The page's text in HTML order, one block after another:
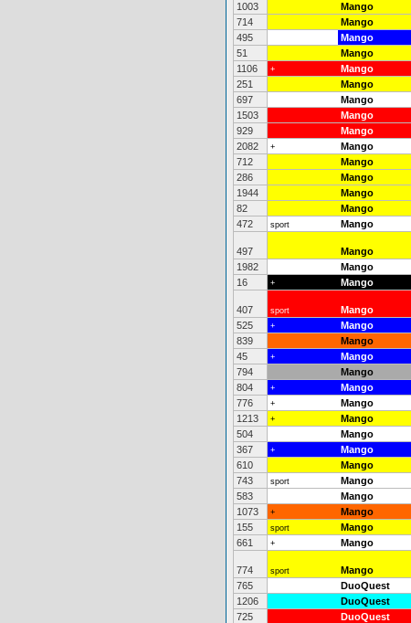
1003
Mango
714
Mango
495
Mango
51
Mango
1106
+ Mango
251
Mango
697
Mango
1503
Mango
929
Mango
2082
+ Mango
712
Mango
286
Mango
1944
Mango
82
Mango
472
sport Mango
497 Mango
1982
Mango
16
+ Mango
407 sport Mango
525
+ Mango
839
Mango
45
+ Mango
794
Mango
804
+ Mango
776
+ Mango
1213
+ Mango
504
Mango
367
+ Mango
610
Mango
743
sport Mango
583
Mango
1073
+ Mango
155
sport Mango
661
+ Mango
774 sport Mango
765
DuoQuest
1206
DuoQuest
725
DuoQuest